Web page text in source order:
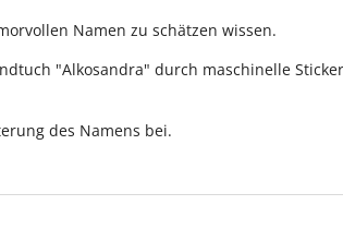
Namen zu schätzen wissen.
"Alkosandra" durch maschinelle
des Namens bei.